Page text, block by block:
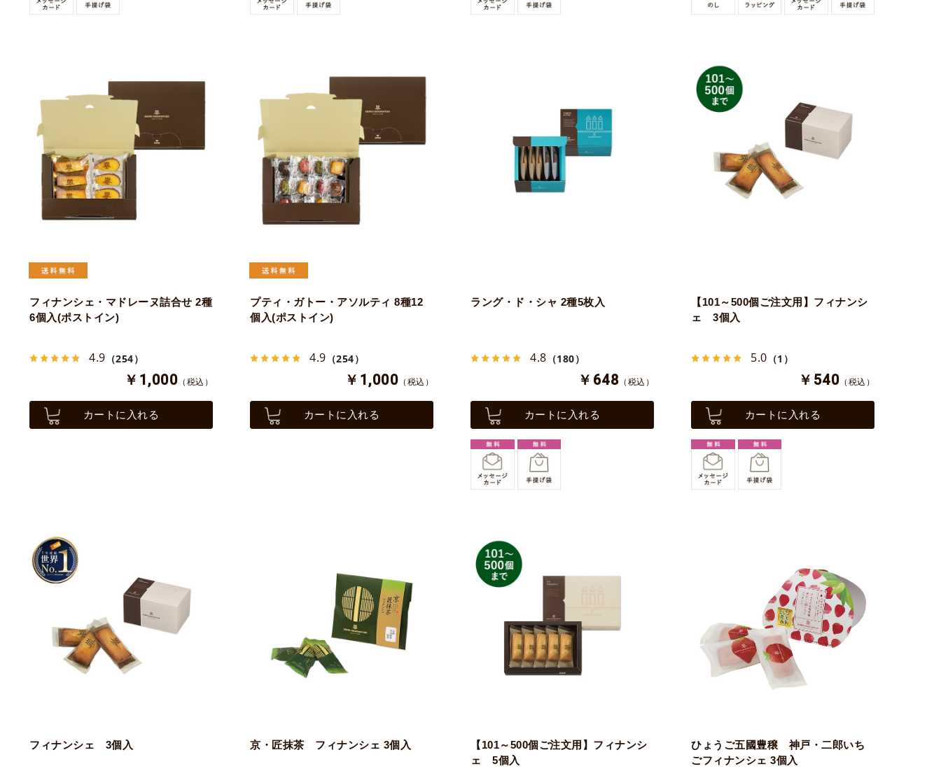
フィナンシェ・マドレーヌ詰合せ 2種
6個入(ポストイン)
4.9 （254）
￥1,000 （税込）
カートに入れる
プティ・ガトー・アソルティ 8種12
個入(ポストイン)
4.9 （254）
￥1,000 （税込）
カートに入れる
ラング・ド・シャ 2種5枚入
4.8 （180）
￥648 （税込）
カートに入れる
【101～500個ご注文用】フィナンシ
ェ 3個入
5.0 （1）
￥540 （税込）
カートに入れる
フィナンシェ 3個入 京・匠抹茶 フィナンシェ 3個入
【101～500個ご注文用】フィナンシ
ェ 5個入
ひょうご五國豊穣 神戸・二郎いち
ごフィナンシェ 3個入